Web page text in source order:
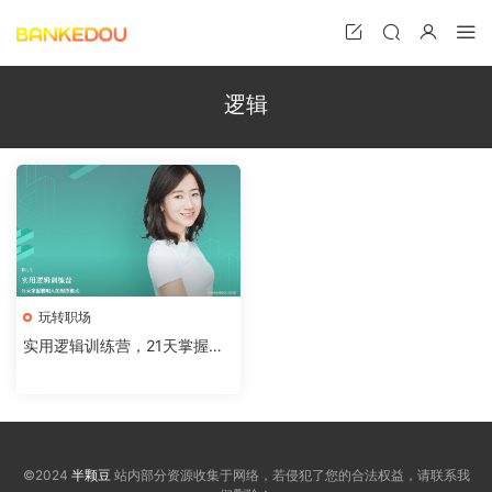
逻辑
玩转职场
实用逻辑训练营，21天掌握聪
©2024 半颗豆站内部分资源收集于网络，若侵犯了您的合法权益，请联系我